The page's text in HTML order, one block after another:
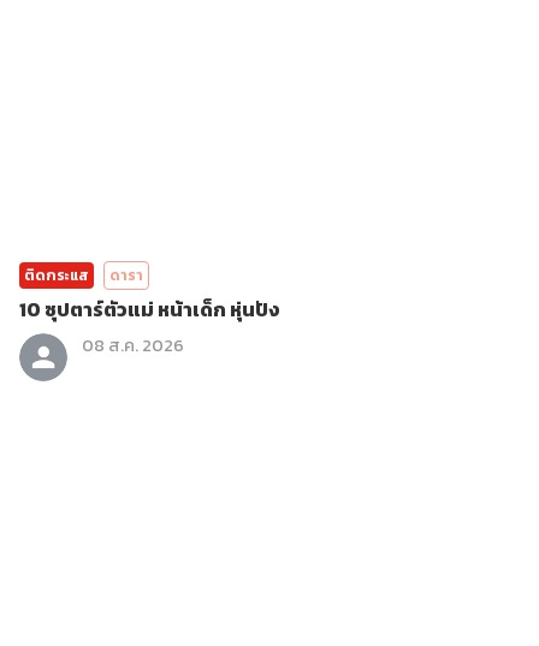
ติดกระแส ดารา
10 ซุปตาร์ตัวแม่ หน้าเด็ก หุ่นปัง
08 ส.ค. 2026